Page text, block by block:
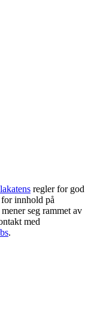
regler for god
innhold på
seg rammet av
med
.